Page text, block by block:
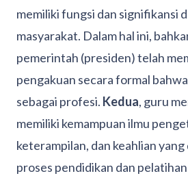
memiliki fungsi dan signifikansi
masyarakat. Dalam hal ini,
pemerintah (presiden) telah
pengakuan secara formal
sebagai profesi. Kedua, guru
memiliki kemampuan ilmu
keterampilan, dan keahlian
proses pendidikan dan